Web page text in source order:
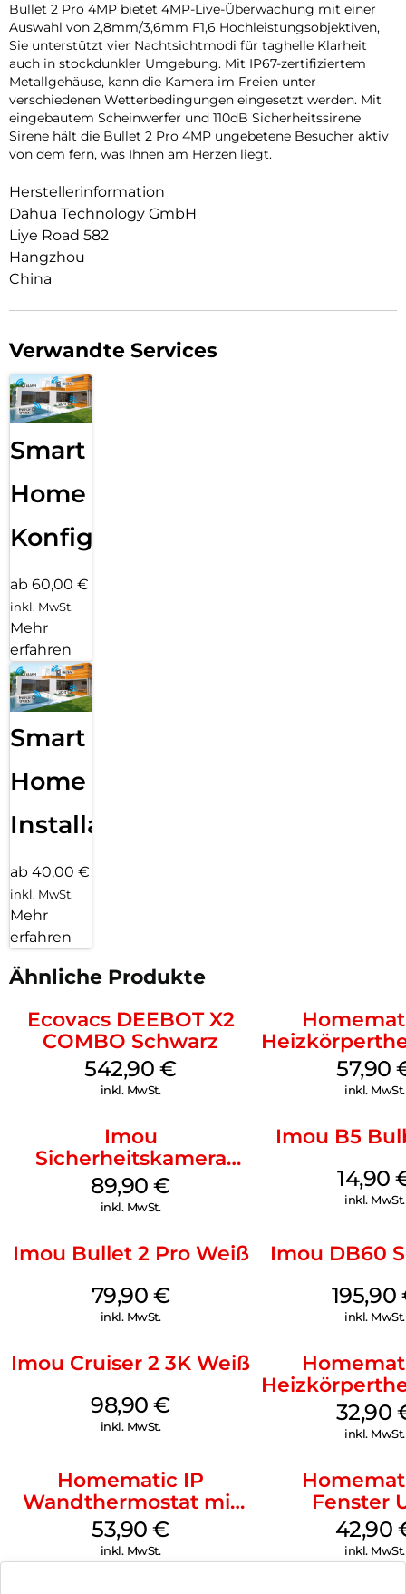
Bullet 2 Pro 4MP bietet 4MP-Live-Überwachung mit einer
Auswahl von 2,8mm/3,6mm F1,6 Hochleistungsobjektiven,
Sie unterstützt vier Nachtsichtmodi für taghelle Klarheit
auch in stockdunkler Umgebung. Mit IP67-zertifiziertem
Metallgehäuse, kann die Kamera im Freien unter
verschiedenen Wetterbedingungen eingesetzt werden. Mit
eingebautem Scheinwerfer und 110dB Sicherheitssirene
Sirene hält die Bullet 2 Pro 4MP ungebetene Besucher aktiv
von dem fern, was Ihnen am Herzen liegt.
Herstellerinformation
Dahua Technology GmbH
Liye Road 582
Hangzhou
China
Verwandte Services
Smart
Home
Konfiguration
ab 60,00 €
inkl. MwSt.
Mehr
erfahren
Smart
Home
Installation
ab 40,00 €
inkl. MwSt.
Mehr
erfahren
Ähnliche Produkte
Ecovacs DEEBOT X2
COMBO Schwarz
542,90€
inkl. MwSt.
Weiß
57,90
inkl. MwSt.
Imou
Sicherheitskamera
Draußen IPC-F42EAP
Geschoss Weiß
89,90€
inkl. MwSt.
Imou B5
14,90
inkl. MwSt.
Imou Bullet 2 Pro Weiß
79,90 €
inkl. MwSt.
Imou DB60
195,90
inkl. MwSt.
Imou Cruiser 2 3K Weiß
98,90€
inkl. MwSt.
Basic
32,90
inkl. MwSt.
Homematic IP
Wandthermostat mit
Luftfeuchtigkeitssensor
Weiß
53,90€
inkl. MwSt.
Fenster
Türkontakt
Weiß
42,90
inkl. MwSt.